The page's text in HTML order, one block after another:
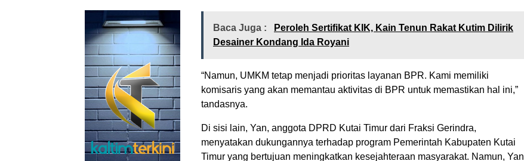
Baca Juga :
Peroleh Sertifikat KIK, Kain Tenun Rakat Kutim Dilirik
Desainer Kondang Ida Royani
“Namun, UMKM tetap menjadi prioritas layanan BPR. Kami memiliki
komisaris yang akan memantau aktivitas di BPR untuk memastikan hal ini,”
tandasnya.
Di sisi lain, Yan, anggota DPRD Kutai Timur dari Fraksi Gerindra,
menyatakan dukungannya terhadap program Pemerintah Kabupaten Kutai
Timur yang bertujuan meningkatkan kesejahteraan masyarakat. Namun, Yan